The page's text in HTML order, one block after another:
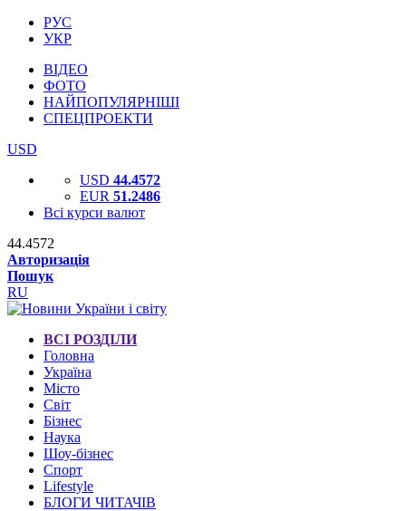
РУС
УКР
ВІДЕО
ФОТО
НАЙПОПУЛЯРНІШІ
СПЕЦПРОЕКТИ
USD
USD 44.4572
EUR 51.2486
Всі курси валют
44.4572
Авторизація
Пошук
RU
ВСІ РОЗДІЛИ
Головна
Україна
Місто
Світ
Бізнес
Наука
Шоу-бізнес
Спорт
Lifestyle
БЛОГИ ЧИТАЧІВ